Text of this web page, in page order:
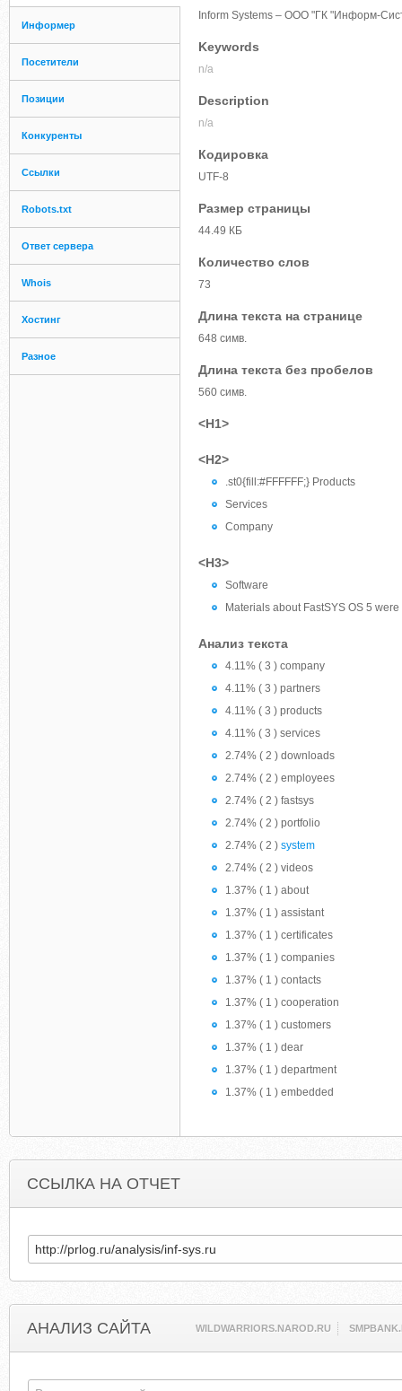
Информер
Посетители
Позиции
Конкуренты
Ссылки
Robots.txt
Ответ сервера
Whois
Хостинг
Разное
Inform Systems – ООО "ГК "Информ-
Keywords
n/a
Description
n/a
Кодировка
UTF-8
Размер страницы
44.49 КБ
Количество слов
73
Длина текста на странице
648 симв.
Длина текста без пробелов
560 симв.
<H1>
<H2>
.st0{fill:#FFFFFF;} Products
Services
Company
<H3>
Software
Materials about FastSYS OS 5
Анализ текста
4.11% ( 3 ) company
4.11% ( 3 ) partners
4.11% ( 3 ) products
4.11% ( 3 ) services
2.74% ( 2 ) downloads
2.74% ( 2 ) employees
2.74% ( 2 ) fastsys
2.74% ( 2 ) portfolio
2.74% ( 2 ) system
2.74% ( 2 ) videos
1.37% ( 1 ) about
1.37% ( 1 ) assistant
1.37% ( 1 ) certificates
1.37% ( 1 ) companies
1.37% ( 1 ) contacts
1.37% ( 1 ) cooperation
1.37% ( 1 ) customers
1.37% ( 1 ) dear
1.37% ( 1 ) department
1.37% ( 1 ) embedded
ССЫЛКА НА ОТЧЕТ
АНАЛИЗ САЙТА WILDWARRIORS.NAROD.RU